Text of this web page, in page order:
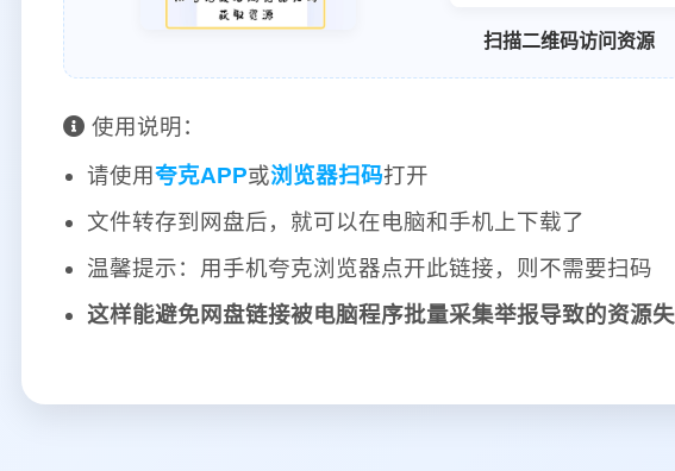
扫描二维码访问资源
使用说明：
请使用夸克APP或浏览器扫码打开
文件转存到网盘后，就可以在电脑和手机上下载了
温馨提示：用手机夸克浏览器点开此链接，则不需要扫码
这样能避免网盘链接被电脑程序批量采集举报导致的资源